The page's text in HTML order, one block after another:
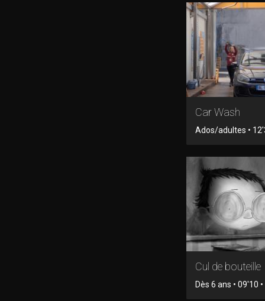
Car Wash
Ados/adultes •
Cul de bouteille
Dès 6 ans • 09'10